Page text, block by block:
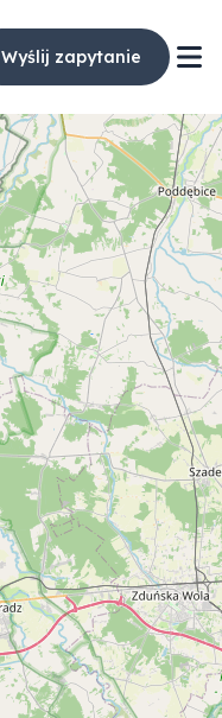
Wyślij zapytanie